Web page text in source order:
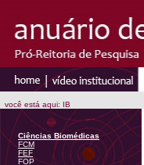
você está aqui: IB
Ciências Biomédicas
FCM
FEF
FOP